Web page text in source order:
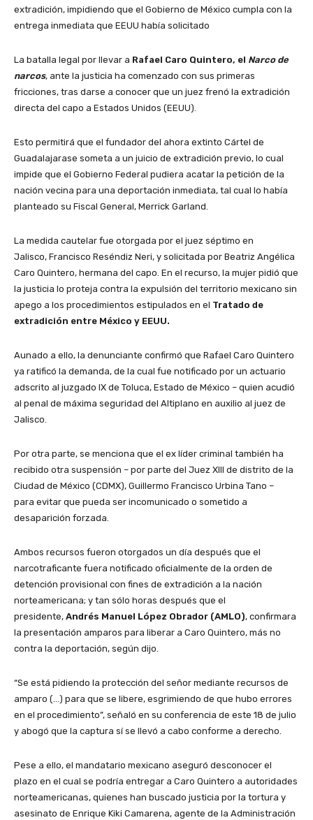
extradición, impidiendo que el Gobierno de México cumpla con la
entrega inmediata que EEUU había solicitado
La batalla legal por llevar a Rafael Caro Quintero, el Narco de
narcos, ante la justicia ha comenzado con sus primeras
fricciones, tras darse a conocer que un juez frenó la extradición
directa del capo a Estados Unidos (EEUU).
Esto permitirá que el fundador del ahora extinto Cártel de
Guadalajarase someta a un juicio de extradición previo, lo cual
impide que el Gobierno Federal pudiera acatar la petición de la
nación vecina para una deportación inmediata, tal cual lo había
planteado su Fiscal General, Merrick Garland.
La medida cautelar fue otorgada por el juez séptimo en
Jalisco, Francisco Reséndiz Neri, y solicitada por Beatriz Angélica
Caro Quintero, hermana del capo. En el recurso, la mujer pidió que
la justicia lo proteja contra la expulsión del territorio mexicano sin
apego a los procedimientos estipulados en el Tratado de
extradición entre México y EEUU.
Aunado a ello, la denunciante confirmó que Rafael Caro Quintero
ya ratificó la demanda, de la cual fue notificado por un actuario
adscrito al juzgado IX de Toluca, Estado de México – quien acudió
al penal de máxima seguridad del Altiplano en auxilio al juez de
Jalisco.
Por otra parte, se menciona que el ex líder criminal también ha
recibido otra suspensión – por parte del Juez XIII de distrito de la
Ciudad de México (CDMX), Guillermo Francisco Urbina Tano –
para evitar que pueda ser incomunicado o sometido a
desaparición forzada.
Ambos recursos fueron otorgados un día después que el
narcotraficante fuera notificado oficialmente de la orden de
detención provisional con fines de extradición a la nación
norteamericana; y tan sólo horas después que el
presidente, Andrés Manuel López Obrador (AMLO), confirmara
la presentación amparos para liberar a Caro Quintero, más no
contra la deportación, según dijo.
“Se está pidiendo la protección del señor mediante recursos de
amparo (…) para que se libere, esgrimiendo de que hubo errores
en el procedimiento”, señaló en su conferencia de este 18 de julio
y abogó que la captura sí se llevó a cabo conforme a derecho.
Pese a ello, el mandatario mexicano aseguró desconocer el
plazo en el cual se podría entregar a Caro Quintero a autoridades
norteamericanas, quienes han buscado justicia por la tortura y
asesinato de Enrique Kiki Camarena, agente de la Administración